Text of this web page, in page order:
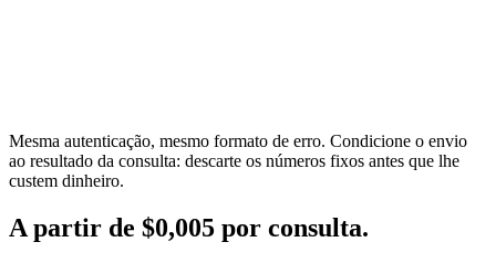
Mesma autenticação, mesmo formato de erro. Condicione o envio
ao resultado da consulta: descarte os números fixos antes que lhe
custem dinheiro.
A partir de $0,005 por consulta.